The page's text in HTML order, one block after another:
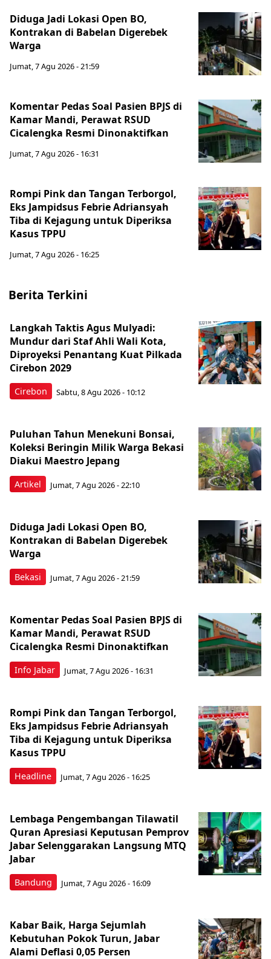
Diduga Jadi Lokasi Open BO,
Kontrakan di Babelan Digerebek
Warga
Jumat, 7 Agu 2026 - 21:59
Komentar Pedas Soal Pasien BPJS di
Kamar Mandi, Perawat RSUD
Cicalengka Resmi Dinonaktifkan
Jumat, 7 Agu 2026 - 16:31
Rompi Pink dan Tangan Terborgol,
Eks Jampidsus Febrie Adriansyah
Tiba di Kejagung untuk Diperiksa
Kasus TPPU
Jumat, 7 Agu 2026 - 16:25
Berita Terkini
Cirebon
Langkah Taktis Agus Mulyadi:
Mundur dari Staf Ahli Wali Kota,
Diproyeksi Penantang Kuat Pilkada
Cirebon 2029
Sabtu, 8 Agu 2026 - 10:12
Artikel
Puluhan Tahun Menekuni Bonsai,
Koleksi Beringin Milik Warga Bekasi
Diakui Maestro Jepang
Jumat, 7 Agu 2026 - 22:10
Bekasi
Diduga Jadi Lokasi Open BO,
Kontrakan di Babelan Digerebek
Warga
Jumat, 7 Agu 2026 - 21:59
Info Jabar
Komentar Pedas Soal Pasien BPJS di
Kamar Mandi, Perawat RSUD
Cicalengka Resmi Dinonaktifkan
Jumat, 7 Agu 2026 - 16:31
Headline
Rompi Pink dan Tangan Terborgol,
Eks Jampidsus Febrie Adriansyah
Tiba di Kejagung untuk Diperiksa
Kasus TPPU
Jumat, 7 Agu 2026 - 16:25
Bandung
Lembaga Pengembangan Tilawatil
Quran Apresiasi Keputusan Pemprov
Jabar Selenggarakan Langsung MTQ
Jabar
Jumat, 7 Agu 2026 - 16:09
Kabar Baik, Harga Sejumlah
Kebutuhan Pokok Turun, Jabar
Alami Deflasi 0,05 Persen